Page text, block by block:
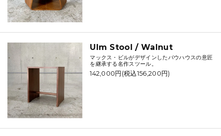
Ulm Stool / Walnut
マックス・ビルがデザインしたバウハウスの意匠
を継承する名作スツール。
142,000円(税込156,200円)